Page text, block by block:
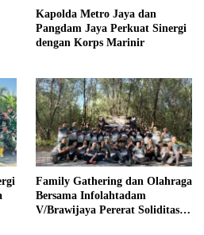
Kapolda Metro Jaya dan
Pangdam Jaya Perkuat Sinergi
dengan Korps Marinir
Family Gathering dan Olahraga
Bersama Infolahtadam
V/Brawijaya Pererat Soliditas